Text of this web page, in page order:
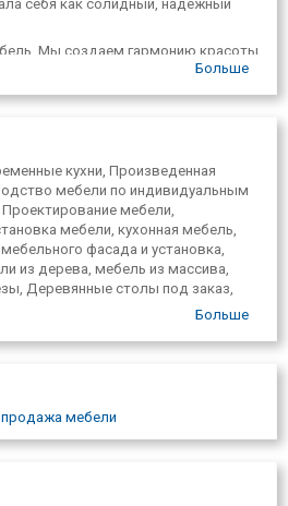
себя как солидный, надежный
Мы создаем гармонию красоты
до изысканной
встроенной мебели по
Больше
кухни, Произведенная
мебели по индивидуальным
мебели,
мебели, кухонная мебель,
фасада и установка,
из дерева, мебель из массива,
Деревянные столы под заказ,
столов, изготовление деревянных
мебели в Риге, Салон кухонной
кафе, мебель для баров, мебель
Больше
мебели